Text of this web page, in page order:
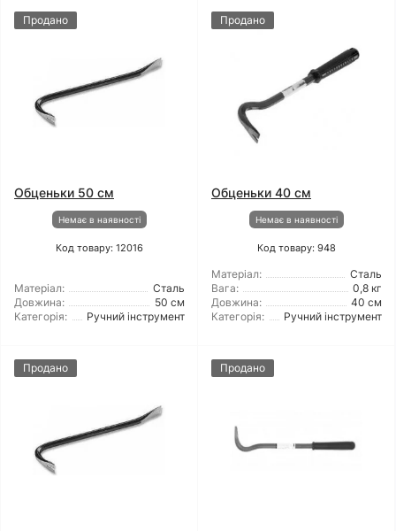
Продано
Обценьки 50 см
Немає в наявності
Код товару: 12016
Матеріал:
Сталь
Довжина:
50 см
Категорія:
Ручний інструмент
Продано
Обценьки 40 см
Немає в наявності
Код товару: 948
Матеріал:
Сталь
Вага:
0,8 кг
Довжина:
40 см
Категорія:
Ручний інструмент
Продано Продано